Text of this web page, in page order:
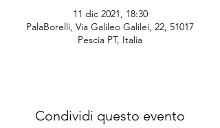
11 dic 2021, 18:30
PalaBorelli, Via Galileo Galilei, 22, 51017
Pescia PT, Italia
Condividi questo evento